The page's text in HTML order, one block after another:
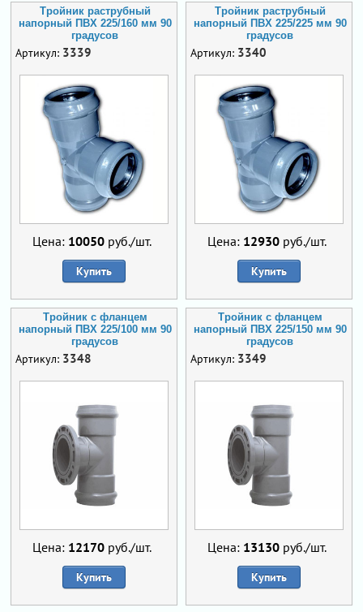
Тройник раструбный
напорный ПВХ 225/160 мм 90
градусов
Артикул: 3339
Цена: 10050 руб./шт.
Купить
Тройник раструбный
напорный ПВХ 225/225 мм 90
градусов
Артикул: 3340
Цена: 12930 руб./шт.
Купить
Тройник с фланцем
напорный ПВХ 225/100 мм 90
градусов
Артикул: 3348
Цена: 12170 руб./шт.
Купить
Тройник с фланцем
напорный ПВХ 225/150 мм 90
градусов
Артикул: 3349
Цена: 13130 руб./шт.
Купить